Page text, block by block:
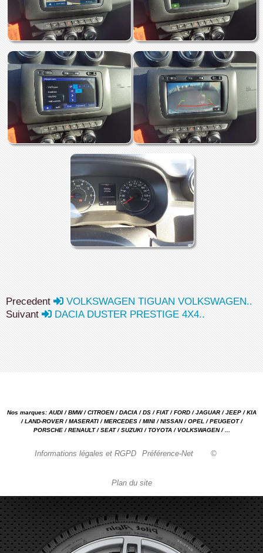
Precedent
VOLKSWAGEN TIGUAN VOLKSWAGEN..
Suivant
DACIA DUSTER PRESTIGE 4X4..
Nos marques: AUDI / BMW / CITROEN / DACIA / DS / FIAT / FORD / JAGUAR / JEEP / KIA
/ LAND-ROVER / MASERATI / MERCEDES / MINI / NISSAN / OPEL / PEUGEOT /
PORSCHE / RENAULT / SEAT / SUZUKI / TOYOTA / VOLKSWAGEN / ...
Informations légales et RGPD Préférence-Net ©
Plan du site
Garage automobile Reparation, entretien, carrosserie, concessionnaire Loire 42